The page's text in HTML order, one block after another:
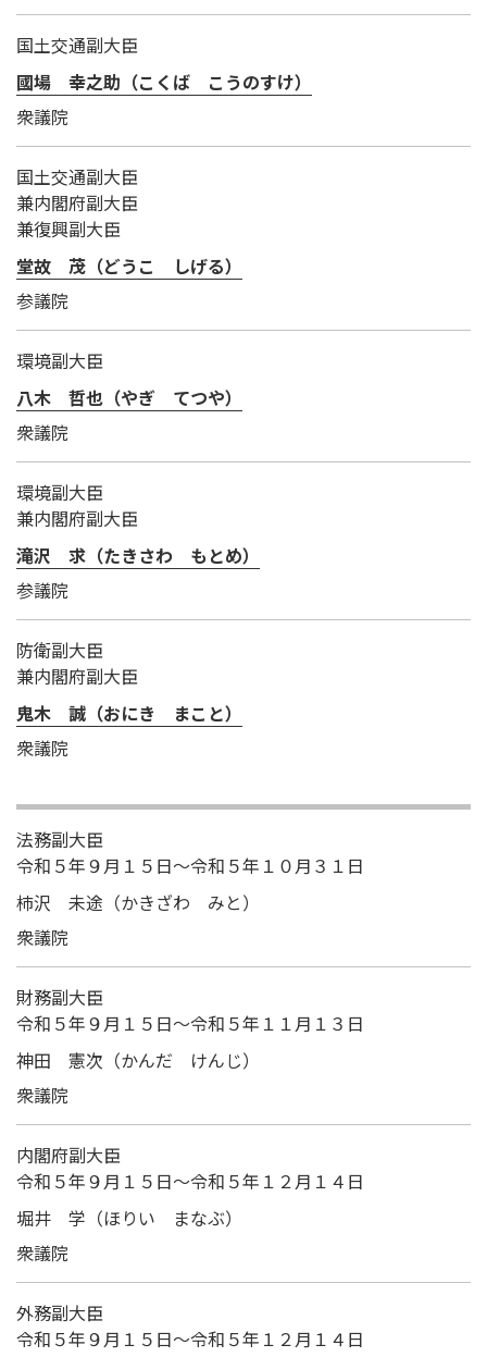
国土交通副大臣
國場 幸之助（こくば こうのすけ）
衆議院
国土交通副大臣
兼内閣府副大臣
兼復興副大臣
堂故 茂（どうこ しげる）
参議院
環境副大臣
八木 哲也（やぎ てつや）
衆議院
環境副大臣
兼内閣府副大臣
滝沢 求（たきさわ もとめ）
参議院
防衛副大臣
兼内閣府副大臣
鬼木 誠（おにき まこと）
衆議院
法務副大臣
令和５年９月１５日～令和５年１０月３１日
柿沢 未途（かきざわ みと）
衆議院
財務副大臣
令和５年９月１５日～令和５年１１月１３日
神田 憲次（かんだ けんじ）
衆議院
内閣府副大臣
令和５年９月１５日～令和５年１２月１４日
堀井 学（ほりい まなぶ）
衆議院
外務副大臣
令和５年９月１５日～令和５年１２月１４日